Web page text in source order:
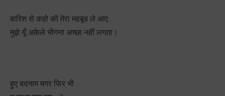
बारिश से कहो की मेरा महबूब ले आए…
मुझे यूँ अकेले भीगना अच्छा नहीं लगता।
हुए बदनाम मगर फिर भी